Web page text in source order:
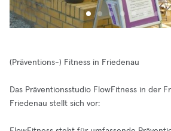
(Präventions-) Fitness in Friedenau
Das Präventionsstudio FlowFitness in der
Friedenau stellt sich vor: